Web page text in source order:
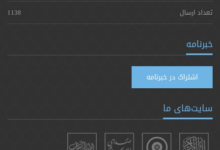
تعداد ارسال
1138
خبرنامه
اشتراک در خبرنامه
سایت‌های ما